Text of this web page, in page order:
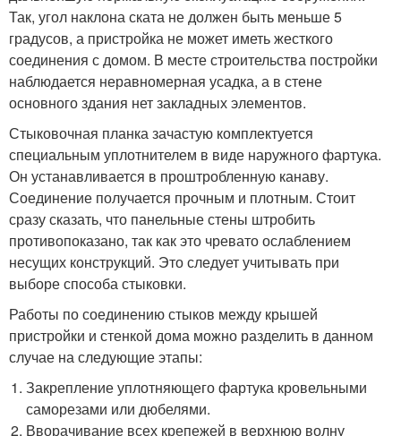
Так, угол наклона ската не должен быть меньше 5
градусов, а пристройка не может иметь жесткого
соединения с домом. В месте строительства постройки
наблюдается неравномерная усадка, а в стене
основного здания нет закладных элементов.
Стыковочная планка зачастую комплектуется
специальным уплотнителем в виде наружного фартука.
Он устанавливается в проштробленную канаву.
Соединение получается прочным и плотным. Стоит
сразу сказать, что панельные стены штробить
противопоказано, так как это чревато ослаблением
несущих конструкций. Это следует учитывать при
выборе способа стыковки.
Работы по соединению стыков между крышей
пристройки и стенкой дома можно разделить в данном
случае на следующие этапы:
Закрепление уплотняющего фартука кровельными
саморезами или дюбелями.
Вворачивание всех крепежей в верхнюю волну